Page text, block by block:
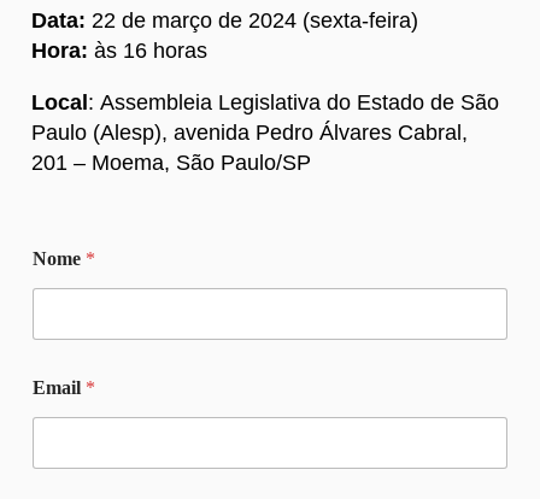
Data: 22 de março de 2024 (sexta-feira)
Hora: às 16 horas
Local : Assembleia Legislativa do Estado de São
Paulo (Alesp), avenida Pedro Álvares Cabral,
201 – Moema, São Paulo/SP
m
a
m
a
i
N
Nome *
Email *